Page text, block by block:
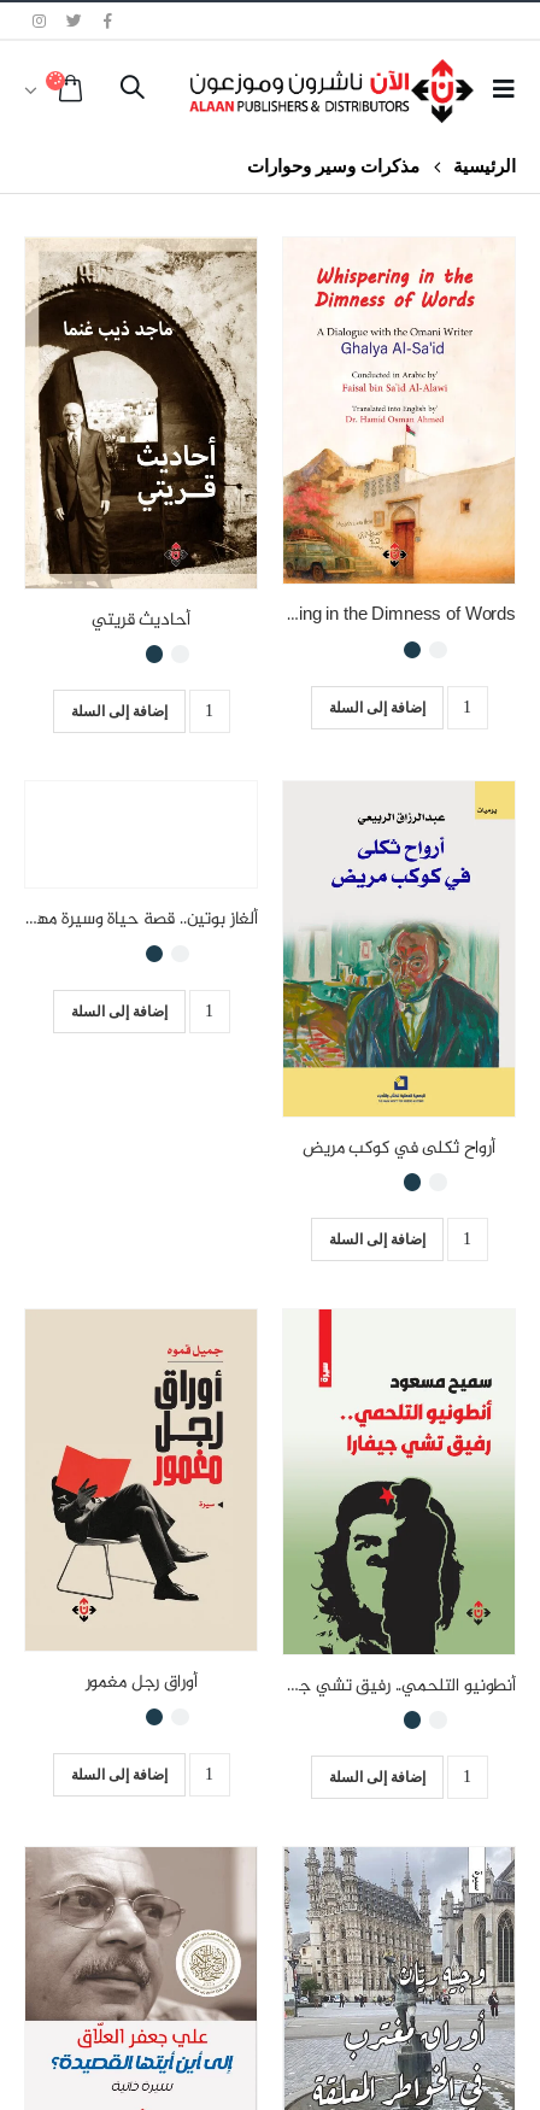
الرئيسية مذكرات وسير وحوارات
Whispering in the Dimness of Words
إضافة إلى السلة
أحاديث قريتي
إضافة إلى السلة
أرواح ثكلى في كوكب مريض
إضافة إلى السلة
ألغاز بوتين.. قصة حياة وسيرة مهنة
إضافة إلى السلة
أنطونيو التلحمي.. رفيق تشي جيفارا
إضافة إلى السلة
أوراق رجل مغمور
إضافة إلى السلة